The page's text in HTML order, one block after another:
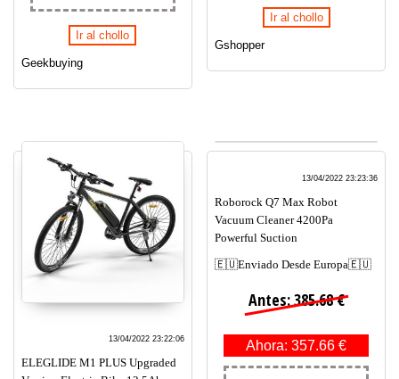
Ir al chollo
Geekbuying
Ir al chollo
Gshopper
13/04/2022 23:22:06
ELEGLIDE M1 PLUS Upgraded
13/04/2022 23:23:36
Roborock Q7 Max Robot
Vacuum Cleaner 4200Pa
Powerful Suction
🇪🇺Enviado Desde Europa🇪🇺
Antes: 385.68 €
Ahora: 357.66 €